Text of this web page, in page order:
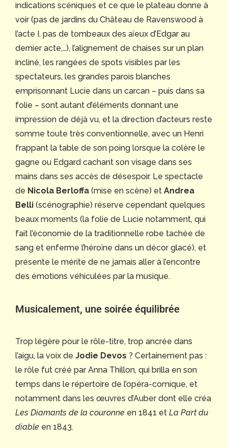
indications scéniques et ce que le plateau donne à
voir (pas de jardins du Château de Ravenswood à
l’acte I, pas de tombeaux des aïeux d’Edgar au
dernier acte,…), l’alignement de chaises sur un plan
incliné, les rangées de spots visibles par les
spectateurs, les grandes parois blanches
emprisonnant Lucie dans un carcan – puis dans sa
folie – sont autant d’éléments donnant une
impression de déjà vu, et la direction d’acteurs reste
somme toute très conventionnelle, avec un Henri
frappant la table de son poing lorsque la colère le
gagne ou Edgard cachant son visage dans ses
mains dans ses accès de désespoir. Le spectacle
de Nicola Berloffa (mise en scène) et Andrea
Belli (scénographie) réserve cependant quelques
beaux moments (la folie de Lucie notamment, qui
fait l’économie de la traditionnelle robe tachée de
sang et enferme l’héroïne dans un décor glacé), et
présente le mérite de ne jamais aller à l’encontre
des émotions véhiculées par la musique.
Musicalement, une soirée équilibrée
Trop légère pour le rôle-titre, trop ancrée dans
l’aigu, la voix de Jodie Devos ? Certainement pas :
le rôle fut créé par Anna Thillon, qui brilla en son
temps dans le répertoire de l’opéra-comique, et
notamment dans les œuvres d’Auber dont elle créa
Les Diamants de la couronne en 1841 et La Part du
diable en 1843.